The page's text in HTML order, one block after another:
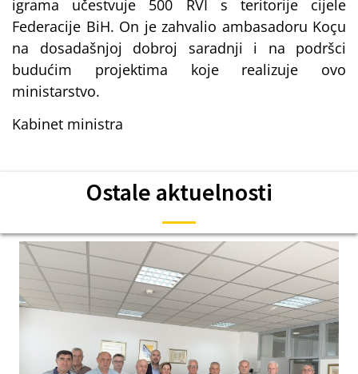
igrama učestvuje 500 RVI s teritorije cijele
Federacije BiH. On je zahvalio ambasadoru Koçu
na dosadašnjoj dobroj saradnji i na podršci
budućim projektima koje realizuje ovo
ministarstvo.
Kabinet ministra
Ostale aktuelnosti